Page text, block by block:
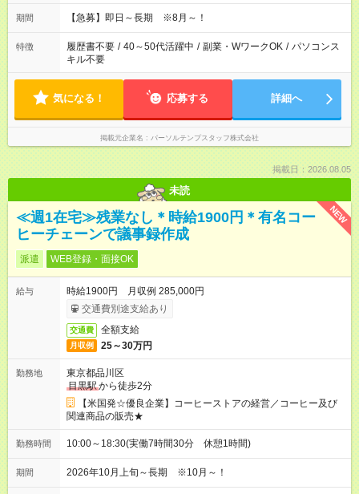
期間 【急募】即日～長期 ※8月～！
特徴 履歴書不要 / 40～50代活躍中 / 副業・WワークOK / パソコンス
キル不要
気になる！ 応募する 詳細へ
掲載元企業名 パーソルテンプスタッフ株式会社
掲載日：2026.08.05
未読
NEW
≪週1在宅≫残業なし＊時給1900円＊有名コー
ヒーチェーンで議事録作成
派遣 WEB登録・面接OK
給与
時給1900円 月収例 285,000円
交通費別途支給あり
交通費 全額支給
月収例 25～30万円
勤務地
東京都品川区
目黒駅から徒歩2分
【米国発☆優良企業】コーヒーストアの経営／コーヒー及び
関連商品の販売★
勤務時間 10:00～18:30(実働7時間30分 休憩1時間)
期間 2026年10月上旬～長期 ※10月～！